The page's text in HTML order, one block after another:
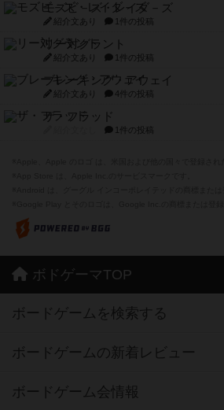
モズビ－ズ・レイダ－ズ
紹介文あり 1件の投稿
リー対グラント
紹介文あり 1件の投稿
ブレーキング・アウェイ
紹介文あり 4件の投稿
ザ・フラッド
1件の投稿
ボドゲーマTOP
ボードゲームを検索する
ボードゲームの新着レビュー
ボードゲーム会情報